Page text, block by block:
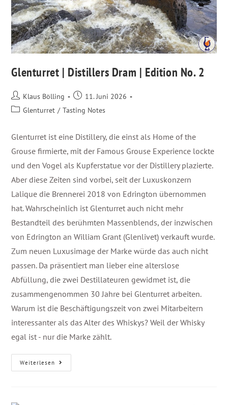
Glenturret | Distillers Dram | Edition No. 2
Klaus Bölling
11. Juni 2026
Glenturret / Tasting Notes
Glenturret ist eine Distillery, die einst als Home of the
Grouse firmierte, mit der Famous Grouse Experience lockte
und den Vogel als Kupferstatue vor der Distillery plazierte.
Aber diese Zeiten sind vorbei, seit der Luxuskonzern
Lalique die Brennerei 2018 von Edrington übernommen
hat. Wahrscheinlich ist Glenturret auch nicht mehr
Bestandteil des berühmten Massenblends, der inzwischen
von Edrington an William Grant (Glenlivet) verkauft wurde.
Zum neuen Luxusimage der Marke würde das auch nicht
passen. Da präsentiert man lieber eine alterslose
Abfüllung, die zwei Destillateuren gewidmet ist, die
zusammengenommen 30 Jahre bei Glenturret arbeiten.
Warum ist die Beschäftigungszeit von zwei Mitarbeitern
interessanter als das Alter des Whiskys? Weil der Whisky
egal ist - nur die Marke zählt.
Weiterlesen